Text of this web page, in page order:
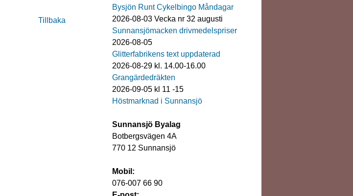
Tillbaka
Bysjön Runt Cykelbingo Måndagar
2026-08-03 Vecka nr 32 augusti
Sunnansjömacken drivmedelspriser
2026-08-05
Glitterfabrikens text uppdaterad
2026-08-29 kl. 14.00-16.00
Grangärdedräkten
2026-09-05 kl 11 -15
Höstmarknad i Sunnansjö
Sunnansjö Byalag
Botbergsvägen 4A
770 12 Sunnansjö
Mobil:
076-007 66 90